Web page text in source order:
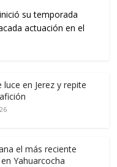
su temporada
actuación en el
luce en Jerez y repite
el más reciente
en Yahuarcocha